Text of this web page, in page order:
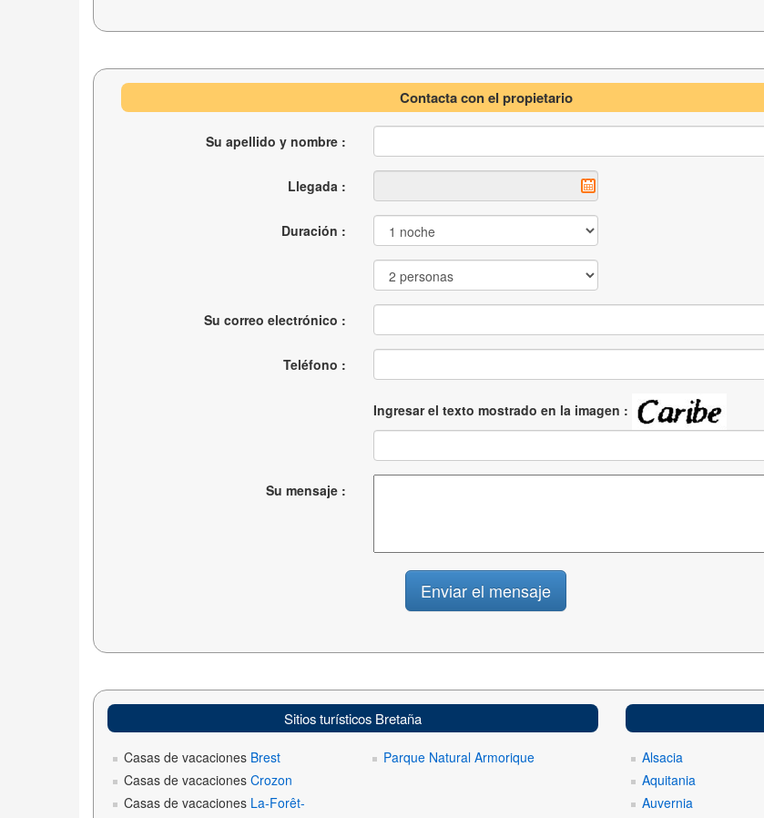
Contacta con el propietario
Su apellido y nombre :
Llegada :
Duración :
Su correo electrónico :
Teléfono :
Ingresar el texto mostrado en la imagen :
Su mensaje :
Sitios turísticos Bretaña
Casas de vacaciones Brest
Casas de vacaciones Crozon
Casas de vacaciones La-Forêt-
Parque Natural Armorique
Alsacia
Aquitania
Auvernia